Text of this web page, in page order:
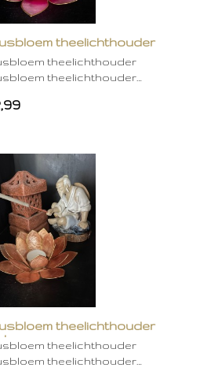
theelichthouder
theelichthouder
theelichthouder…
theelichthouder
theelichthouder
theelichthouder…